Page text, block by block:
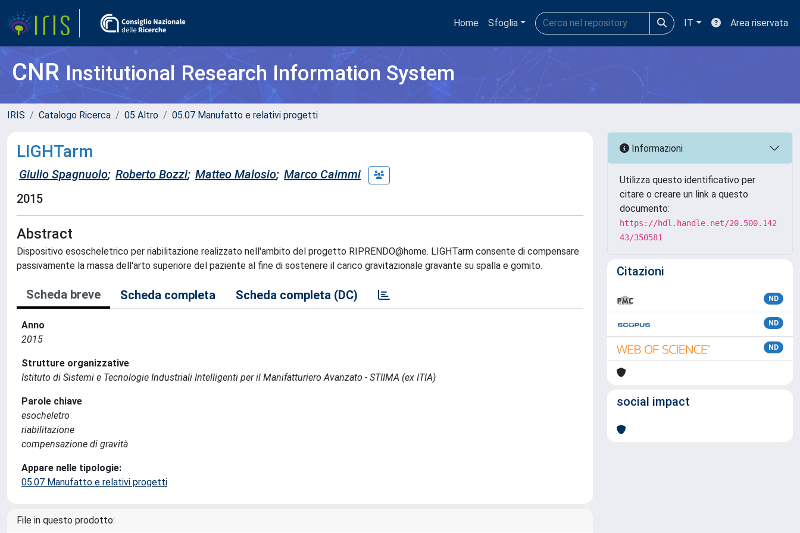
Home Sfoglia IT Area riservata
CNRInstitutional Research Information System
IRIS Catalogo Ricerca 05 Altro 05.07 Manufatto e relativi progetti
LIGHTarm
Giulio Spagnuolo; Roberto Bozzi; Matteo Malosio; Marco Caimmi
2015
Abstract
Dispositivo esoscheletrico per riabilitazione realizzato nell'ambito del progetto RIPRENDO@home. LIGHTarm consente di compensare
passivamente la massa dell'arto superiore del paziente al fine di sostenere il carico gravitazionale gravante su spalla e gomito.
Scheda breve Scheda completa Scheda completa (DC)
Anno
2015
Strutture organizzative
Istituto di Sistemi e Tecnologie Industriali Intelligenti per il Manifatturiero Avanzato - STIIMA (ex ITIA)
Parole chiave
esocheletro
riabilitazione
compensazione di gravità
Appare nelle tipologie:
05.07 Manufatto e relativi progetti
File in questo prodotto:
Informazioni
Utilizza questo identificativo per
citare o creare un link a questo
documento:
https://hdl.handle.net/20.500.142
43/350581
Citazioni
ND
ND
ND
social impact